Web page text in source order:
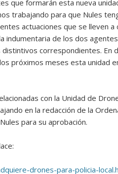
que formarán esta nueva
trabajando para que Nules
actuaciones que se lleven a
indumentaria de los dos
correspondientes. En
próximos meses esta unidad
con la Unidad de
en la redacción de la
para su aprobación.
drones-para-policia-